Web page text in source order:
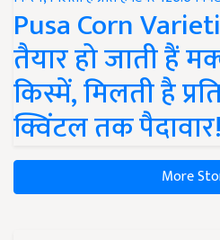
Pusa Corn
तैयार हो जाती हैं
किस्में, मिलती है
क्विंटल तक पैदावार!
More